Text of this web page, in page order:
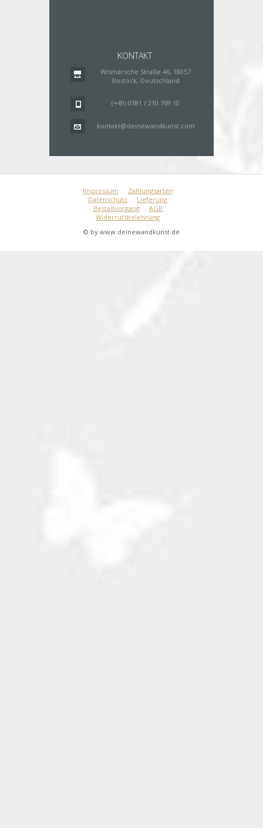
KONTAKT
Wismarsche Straße 46, 18057
Rostock, Deutschland
(+49) 0381 / 210 769 10
kontakt@deinewandkunst.com
Impressum
Zahlungsarten
Datenschutz
Lieferung
Bestellvorgang
AGB
Widerrufsbelehrung
© by www.deinewandkunst.de